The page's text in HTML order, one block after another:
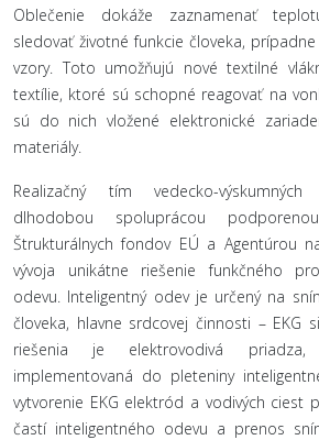
Oblečenie dokáže zaznamenať
sledovať životné funkcie človeka,
vzory. Toto umožňujú nové textilné
textílie, ktoré sú schopné reagovať na
sú do nich vložené elektronické
materiály.
Realizačný tím vedecko-
dlhodobou spoluprácou
Štrukturálnych fondov EÚ a Agentúrou
vývoja unikátne riešenie funkčného
odevu. Inteligentný odev je určený na
človeka, hlavne srdcovej činnosti – EKG
riešenia je elektrovodivá
implementovaná do pleteniny
vytvorenie EKG elektród a vodivých ciest
častí inteligentného odevu a prenos